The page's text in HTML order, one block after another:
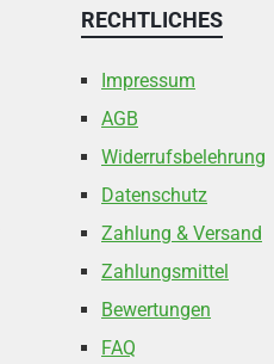
RECHTLICHES
Impressum
AGB
Widerrufsbelehrung
Datenschutz
Zahlung & Versand
Zahlungsmittel
Bewertungen
FAQ